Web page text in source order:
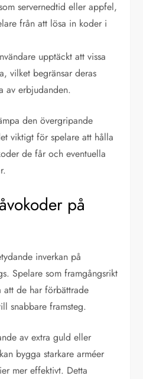
servernedtid eller appfel,
från att lösa in koder i
upptäckt att vissa
vilket begränsar deras
av erbjudanden.
den övergripande
viktigt för spelare att hålla
de får och eventuella
på
inverkan på
Spelare som framgångsrikt
de har förbättrade
snabbare framsteg.
av extra guld eller
bygga starkare arméer
mer effektivt. Detta